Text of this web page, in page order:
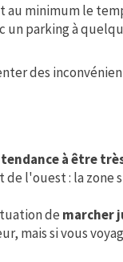
minimum le
parking à
des
à être
l'ouest : la zone
de marcher
mais si vous